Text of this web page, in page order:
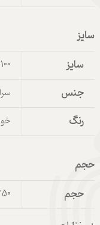
سایز
سایز 100*100 سانتی متر
جنس
رنگ
حجم
حجم ml